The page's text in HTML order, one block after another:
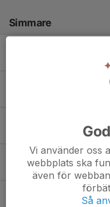
Simmare
Sam T.
Vi använder oss
webbplats ska
även för
Så